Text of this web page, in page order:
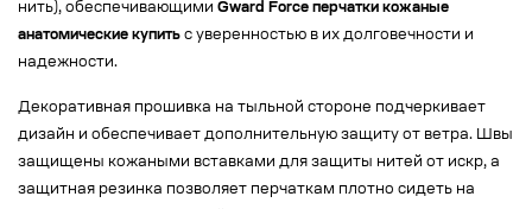
нить), обеспечивающими Gward Force перчатки кожаные
анатомические купить с уверенностью в их долговечности и
надежности.
Декоративная прошивка на тыльной стороне подчеркивает
дизайн и обеспечивает дополнительную защиту от ветра. Швы
защищены кожаными вставками для защиты нитей от искр, а
защитная резинка позволяет перчаткам плотно сидеть на